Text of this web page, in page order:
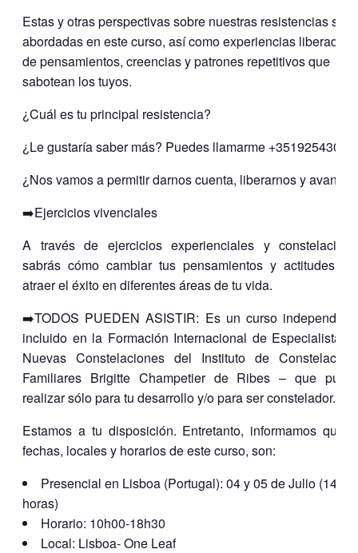
Estas y otras perspectivas sobre nuestras resistencias
abordadas en este curso, así como experiencias
de pensamientos, creencias y patrones repetitivos que
sabotean los tuyos.
¿Cuál es tu principal resistencia?
¿Le gustaría saber más? Puedes llamarme
¿Nos vamos a permitir darnos cuenta, liberarnos y
➡️Ejercicios vivenciales
A través de ejercicios experienciales y
sabrás cómo cambiar tus pensamientos y actitudes
atraer el éxito en diferentes áreas de tu vida.
➡️TODOS PUEDEN ASISTIR: Es un curso
incluido en la Formación Internacional de Especialistas
Nuevas Constelaciones del Instituto de
Familiares Brigitte Champetier de Ribes – que
realizar sólo para tu desarrollo y/o para ser constelador.
Estamos a tu disposición. Entretanto, informamos que
fechas, locales y horarios de este curso, son:
Presencial en Lisboa (Portugal): 04 y 05 de Julio (14
horas)
Horario: 10h00-18h30
Local: Lisboa- One Leaf